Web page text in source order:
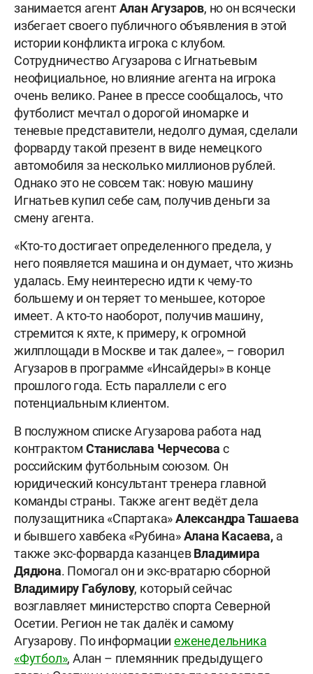
занимается агентАлан Агузаров, но он всячески
избегает своего публичного объявления в этой
истории конфликта игрока с клубом.
Сотрудничество Агузарова с Игнатьевым
неофициальное, но влияние агента на игрока
очень велико. Ранее в прессе сообщалось, что
футболист мечтал о дорогой иномарке и
теневые представители, недолго думая, сделали
форварду такой презент в виде немецкого
автомобиля за несколько миллионов рублей.
Однако это не совсем так: новую машину
Игнатьев купил себе сам, получив деньги за
смену агента.
«Кто-то достигает определенного предела, у
него появляется машина и он думает, что жизнь
удалась. Ему неинтересно идти к чему-то
большему и он теряет то меньшее, которое
имеет. А кто-то наоборот, получив машину,
стремится к яхте, к примеру, к огромной
жилплощади в Москве и так далее», – говорил
Агузаров в программе «Инсайдеры» в конце
прошлого года. Есть параллели с его
потенциальным клиентом.
В послужном списке Агузарова работа над
контрактом Станислава Черчесова с
российским футбольным союзом. Он
юридический консультант тренера главной
команды страны. Также агент ведёт дела
полузащитника «Спартака»Александра Ташаева
и бывшего хавбека «Рубина»Алана Касаева, а
также экс-форварда казанцевВладимира
Дядюна. Помогал он и экс-вратарю сборной
Владимиру Габулову, который сейчас
возглавляет министерство спорта Северной
Осетии. Регион не так далёк и самому
Агузарову. По информацииеженедельника
«Футбол», Алан – племянник предыдущего